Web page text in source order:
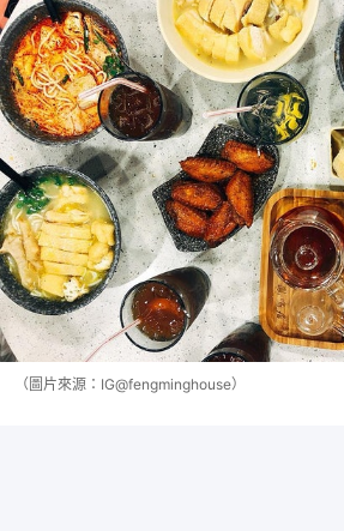
（圖片來源：IG@fengminghouse）